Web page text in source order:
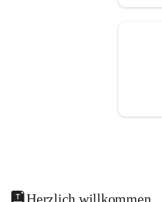
Herzlich willkommen